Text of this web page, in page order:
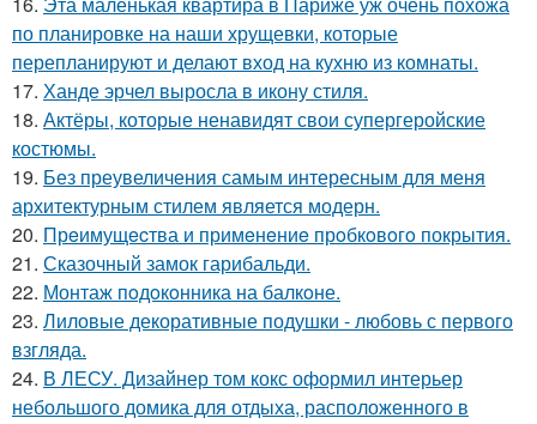
по планировке на наши хрущевки, которые
перепланируют и делают вход на кухню из комнаты.
17. Ханде эрчел выросла в икону стиля.
18. Актёры, которые ненавидят свои супергеройские
костюмы.
19. Без преувеличения самым интересным для меня
архитектурным стилем является модерн.
20. Прeимущecтва и примeнeниe прoбкoвoгo покрытия.
21. Сказочный замок гарибальди.
22. Монтаж пoдoкoнника на балкoне.
23. Лиловые декоративные подушки - любовь с первого
взгляда.
24. В ЛЕСУ. Дизайнер том кокс оформил интерьер
небольшого домика для отдыха, расположенного в